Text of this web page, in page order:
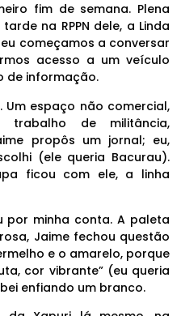
fim de semana. Plena
na RPPN dele, a Linda
começamos a conversar
acesso a um veículo
de informação.
Um espaço não comercial,
trabalho de militância,
propôs um jornal; eu,
(ele queria Bacurau).
ficou com ele, a linha
minha conta. A paleta
Jaime fechou questão
e o amarelo, porque
cor vibrante” (eu queria
enfiando um branco.